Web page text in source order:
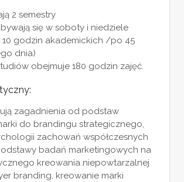
2 semestry
się w soboty i niedziele
10 godzin akademickich /po 45
dnia)
obejmuje 180 godzin zajęć.
zagadnienia od podstaw
do brandingu strategicznego,
zachowań współczesnych
badań marketingowych na
kreowania niepowtarzalnej
branding, kreowanie marki